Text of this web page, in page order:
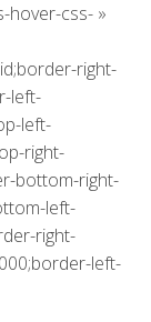
hover-css- »
right-
left-
left-
right-
bottom-right-
left-
right-
left-